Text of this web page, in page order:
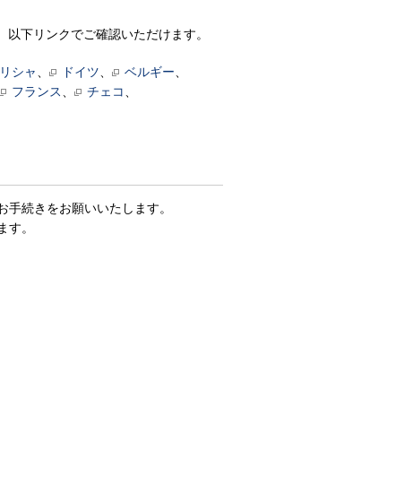
下リンクでご確認いただけます。
シャ ドイツ ベルギー
フランス チェコ
続きをお願いいたします。
。